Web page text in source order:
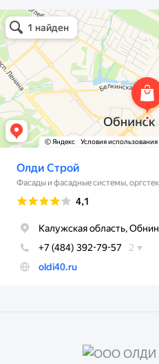
Олди Строй
Фасады и фасадные системы в Обнинске
Оргстекло, поликарбонат в Обнинске